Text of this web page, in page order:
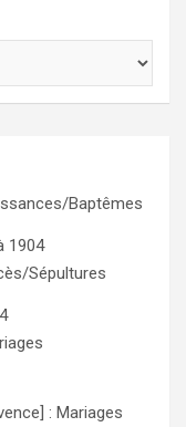
Baptêmes
1904
Sépultures
: Mariages